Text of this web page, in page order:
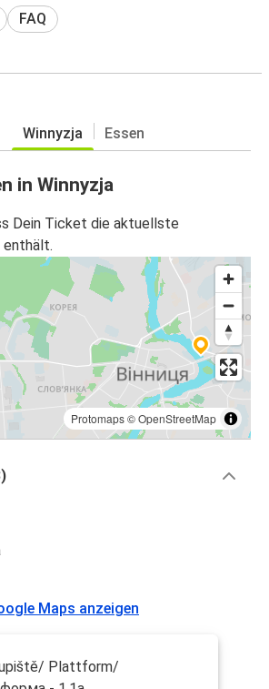
FAQ
Winnyzja Essen
in Winnyzja
Dein Ticket die aktuellste
enthält.
Protomaps©OpenStreetMap
Maps anzeigen
Plattform/